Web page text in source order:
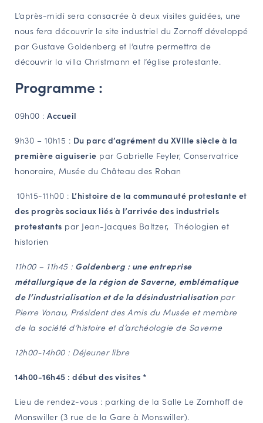
L’après-midi sera consacrée à deux visites guidées, une
nous fera découvrir le site industriel du Zornoff développé
par Gustave Goldenberg et l’autre permettra de
découvrir la villa Christmann et l’église protestante.
Programme :
09h00 : Accueil
9h30 – 10h15 : Du parc d’agrément du XVIIIe siècle à la
première aiguiserie par Gabrielle Feyler, Conservatrice
honoraire, Musée du Château des Rohan
10h15-11h00 : L’histoire de la communauté protestante et
des progrès sociaux liés à l’arrivée des industriels
protestants par Jean-Jacques Baltzer, Théologien et
historien
11h00 – 11h45 : Goldenberg : une entreprise
métallurgique de la région de Saverne, emblématique
de l’industrialisation et de la désindustrialisation par
Pierre Vonau, Président des Amis du Musée et membre
de la société d’histoire et d’archéologie de Saverne
12h00-14h00 : Déjeuner libre
14h00-16h45 : début des visites *
Lieu de rendez-vous : parking de la Salle Le Zornhoff de
Monswiller (3 rue de la Gare à Monswiller).